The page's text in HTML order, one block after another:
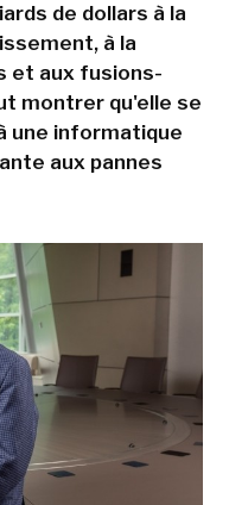
de dollars à la
à la
et aux fusions-
montrer qu'elle se
une informatique
aux pannes